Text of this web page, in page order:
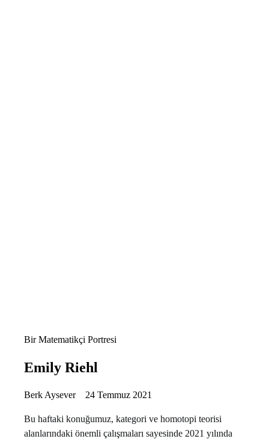
Bir Matematikçi Portresi
Emily Riehl
Berk Aysever 24 Temmuz 2021
Bu haftaki konuğumuz, kategori ve homotopi teorisi
alanlarındaki önemli çalışmaları sayesinde 2021 yılında